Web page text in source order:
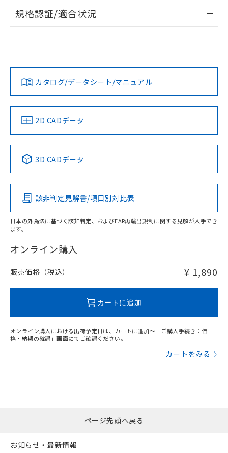
ログイン/会員登録
ダウンロードデータをご利用いただく前に、以下を必ずお読
みください。
ソフトウェアの使用条件
EU RoHS 注意事項・凡例
対応済み
中国 RoHS 注意事項・凡例
Pb Hg Cd Cr(VI)
O
在庫等で未対応品が混在する可能性があります。
問い合わせください。
規格認証/適合状況
カタログ/データシート/マニュアル
2D CADデータ
3D CADデータ
該非判定見解書/項目別対比表
日本の外為法に基づく該非判定、およびEAR再輸出規制に関する見解が入手でき
ます。
オンライン購入
販売価格（税込） ¥ 1,890
カートに追加
オンライン購入における出荷予定日は、カートに追加～「ご購入手続き：価
格・納期の確認」画面にてご確認ください。
カートをみる
荷製品に未対応品が混在することから備考
欄に対応日を記載しておりました。
す。
ページ先頭へ戻る
お知らせ・最新情報